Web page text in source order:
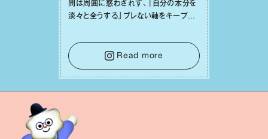
間は周囲に惑わされず、「⾃分の本分を
淡々と全うする」ブレない軸をキープし
⾔葉に流されないよう、⼼にしっかりブ
レーキをかけること。この意識の切り替
えが、あなたに確かな安⼼感をもたらす
はずです。
Read more